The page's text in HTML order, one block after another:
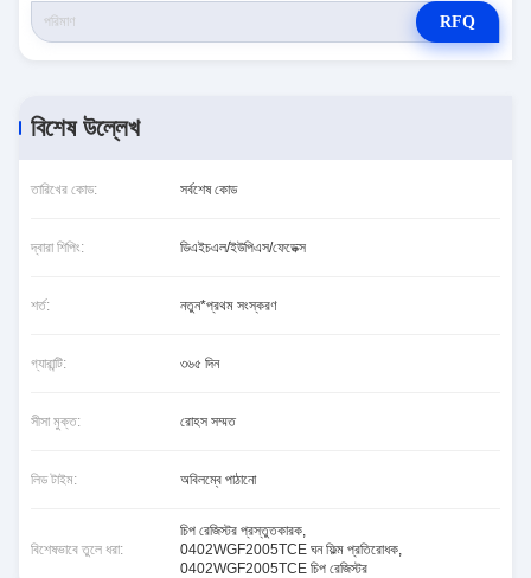
RFQ
বিশেষ উল্লেখ
তারিখের কোড: সর্বশেষ কোড
দ্বারা শিপিং: ডিএইচএল/ইউপিএস/ফেডেক্স
শর্ত: নতুন*প্রথম সংস্করণ
গ্যারান্টি: ৩৬৫ দিন
সীসা মুক্ত: রোহস সম্মত
লিড টাইম: অবিলম্বে পাঠানো
বিশেষভাবে তুলে ধরা:
চিপ রেজিস্টর প্রস্তুতকারক,
0402WGF2005TCE ঘন ফিল্ম প্রতিরোধক,
0402WGF2005TCE চিপ রেজিস্টর